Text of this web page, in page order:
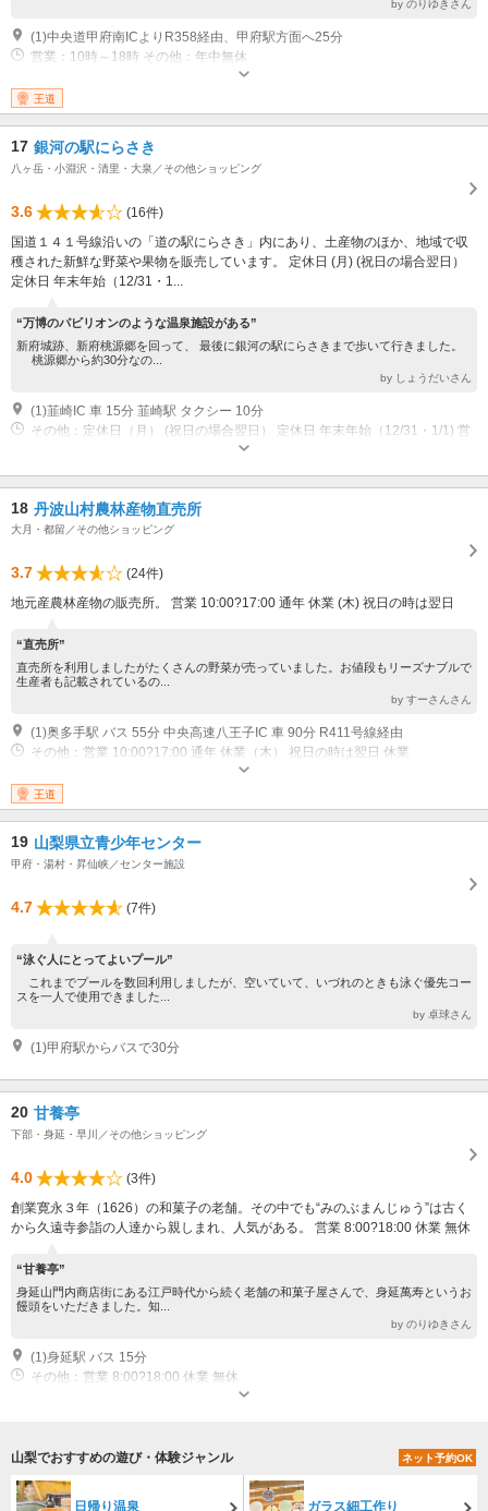
by のりゆきさん
(1)中央道甲府南ICよりR358経由、甲府駅方面へ25分
営業：10時～18時 その他：年中無休
王道
17 銀河の駅にらさき
八ヶ岳・小淵沢・清里・大泉／その他ショッピング
3.6
(16件)
国道１４１号線沿いの「道の駅にらさき」内にあり、土産物のほか、地域で収
穫された新鮮な野菜や果物を販売しています。 定休日 (月) (祝日の場合翌日）
定休日 年末年始（12/31・1...
“万博のパビリオンのような温泉施設がある”
新府城跡、新府桃源郷を回って、 最後に銀河の駅にらさきまで歩いて行きました。
桃源郷から約30分なの...
by しょうだいさん
(1)韮崎IC 車 15分 韮崎駅 タクシー 10分
その他：定休日（月） (祝日の場合翌日） 定休日 年末年始（12/31・1/1) 営
業時間 9:00?17:30 駐車場、トイレ、公衆電話などは24時間利用可
18 丹波山村農林産物直売所
大月・都留／その他ショッピング
3.7
(24件)
地元産農林産物の販売所。 営業 10:00?17:00 通年 休業 (木) 祝日の時は翌日
“直売所”
直売所を利用しましたがたくさんの野菜が売っていました。お値段もリーズナブルで
生産者も記載されているの...
by すーさんさん
(1)奥多手駅 バス 55分 中央高速八王子IC 車 90分 R411号線経由
その他：営業 10:00?17:00 通年 休業（木） 祝日の時は翌日 休業
王道
19 山梨県立青少年センター
甲府・湯村・昇仙峡／センター施設
4.7 (7件)
“泳ぐ人にとってよいプール”
これまでプールを数回利用しましたが、空いていて、いづれのときも泳ぐ優先コー
スを一人で使用できました...
by 卓球さん
(1)甲府駅からバスで30分
20 甘養亭
下部・身延・早川／その他ショッピング
4.0
(3件)
創業寛永３年（1626）の和菓子の老舗。その中でも“みのぶまんじゅう”は古く
から久遠寺参詣の人達から親しまれ、人気がある。 営業 8:00?18:00 休業 無休
“甘養亭”
身延山門内商店街にある江戸時代から続く老舗の和菓子屋さんで、身延萬寿というお
饅頭をいただきました。知...
by のりゆきさん
(1)身延駅 バス 15分
その他：営業 8:00?18:00 休業 無休
山梨でおすすめの遊び・体験ジャンル ネット予約OK
日帰り温泉 ガラス細工作り